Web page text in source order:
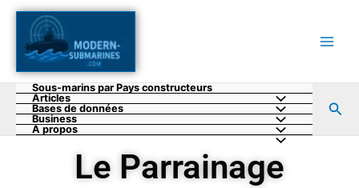
Aller
contenu
Sous-marins par Pays constructeurs
Articles
Bases de données
Business
A propos
Le Parrainage